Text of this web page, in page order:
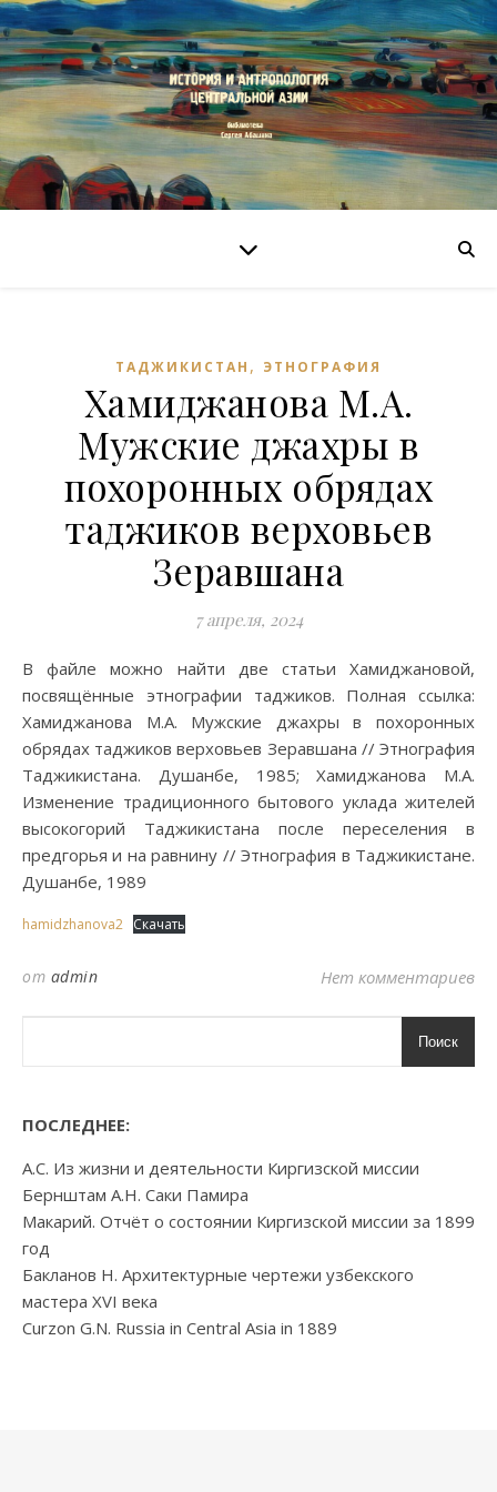
ТАДЖИКИСТАН , ЭТНОГРАФИЯ
Хамиджанова М.А.
Мужские джахры в
похоронных обрядах
таджиков верховьев
Зеравшана
7 апреля, 2024
В файле можно найти две статьи Хамиджановой,
посвящённые этнографии таджиков. Полная ссылка:
Хамиджанова М.А. Мужские джахры в похоронных
обрядах таджиков верховьев Зеравшана // Этнография
Таджикистана. Душанбе, 1985; Хамиджанова М.А.
Изменение традиционного бытового уклада жителей
высокогорий Таджикистана после переселения в
предгорья и на равнину // Этнография в Таджикистане.
Душанбе, 1989
hamidzhanova2 Скачать
от admin Нет комментариев
Поиск
ПОСЛЕДНЕЕ:
А.С. Из жизни и деятельности Киргизской миссии
Бернштам А.Н. Саки Памира
Макарий. Отчёт о состоянии Киргизской миссии за 1899
год
Бакланов Н. Архитектурные чертежи узбекского
мастера XVI века
Curzon G.N. Russia in Central Asia in 1889